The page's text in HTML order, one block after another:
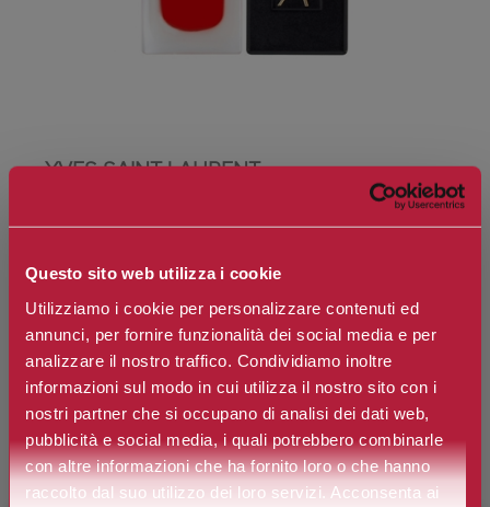
Questo sito web utilizza i cookie
Utilizziamo i cookie per personalizzare contenuti ed
annunci, per fornire funzionalità dei social media e per
analizzare il nostro traffico. Condividiamo inoltre
informazioni sul modo in cui utilizza il nostro sito con i
nostri partner che si occupano di analisi dei dati web,
pubblicità e social media, i quali potrebbero combinarle
con altre informazioni che ha fornito loro o che hanno
raccolto dal suo utilizzo dei loro servizi. Acconsenta ai
YVES SAINT LAURENT
Marchio: Yves Saint Laurent
Art. n. 3614272942639
Disponibilità: esaurito
Colore *